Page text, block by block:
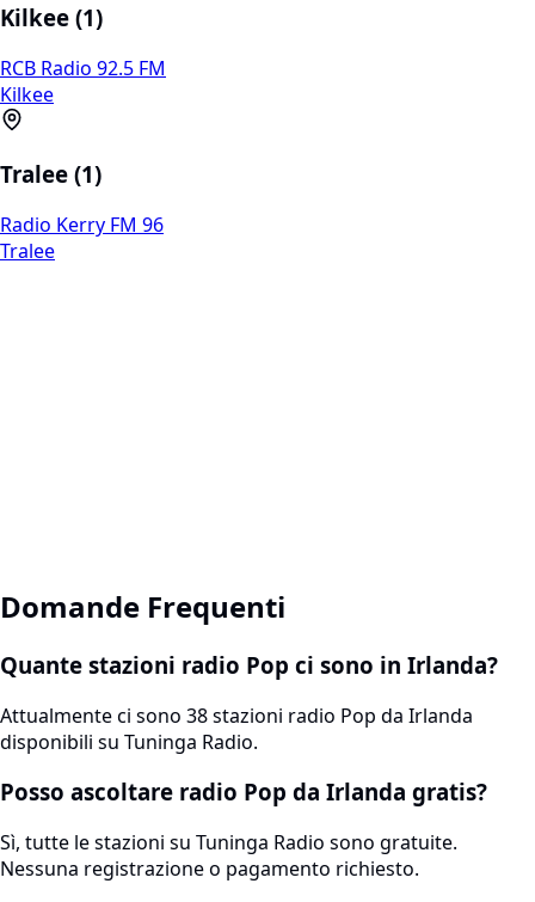
Kilkee (1)
RCB Radio 92.5 FM
Kilkee
Tralee (1)
Radio Kerry FM 96
Tralee
Domande Frequenti
Quante stazioni radio Pop ci sono in Irlanda?
Attualmente ci sono 38 stazioni radio Pop da Irlanda
disponibili su Tuninga Radio.
Posso ascoltare radio Pop da Irlanda gratis?
Sì, tutte le stazioni su Tuninga Radio sono gratuite.
Nessuna registrazione o pagamento richiesto.